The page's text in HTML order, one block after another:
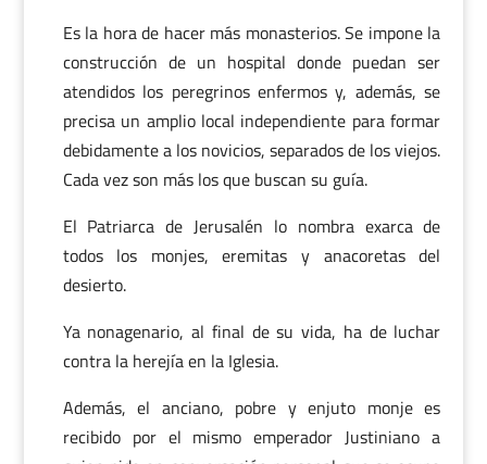
Es la hora de hacer más monasterios. Se impone la
construcción de un hospital donde puedan ser
atendidos los peregrinos enfermos y, además, se
precisa un amplio local independiente para formar
debidamente a los novicios, separados de los viejos.
Cada vez son más los que buscan su guía.
El Patriarca de Jerusalén lo nombra exarca de
todos los monjes, eremitas y anacoretas del
desierto.
Ya nonagenario, al final de su vida, ha de luchar
contra la herejía en la Iglesia.
Además, el anciano, pobre y enjuto monje es
recibido por el mismo emperador Justiniano a